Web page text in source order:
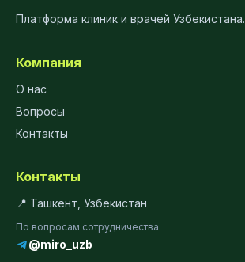
Платформа клиник и врачей Узбекистана.
Компания
О нас
Вопросы
Контакты
Контакты
📍 Ташкент, Узбекистан
По вопросам сотрудничества
@miro_uzb